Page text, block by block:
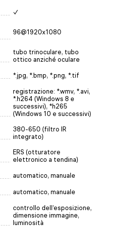
✓
96@1920x1080
tubo trinoculare, tubo
ottico anziché oculare
*.jpg, *.bmp, *.png, *.tif
registrazione: *.wmv, *.avi,
*.h264 (Windows 8 e
successivi), *h265
(Windows 10 e successivi)
380-650 (filtro IR
integrato)
ERS (otturatore
elettronico a tendina)
automatico, manuale
automatico, manuale
controllo dell’esposizione,
dimensione immagine,
luminosità